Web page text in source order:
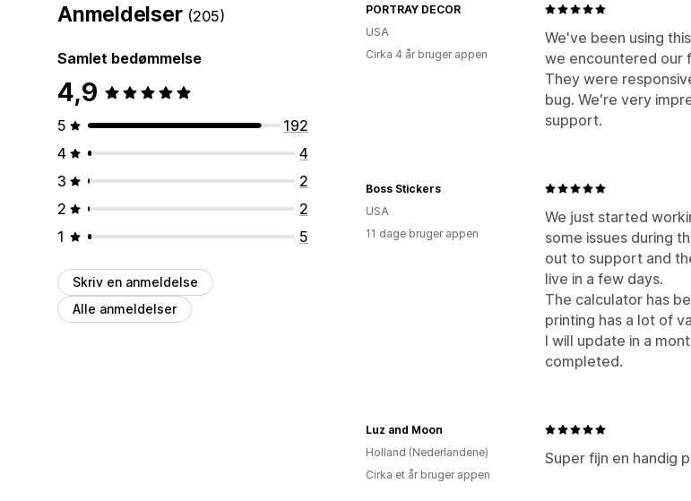
Anmeldelser (205)
Samlet bedømmelse
4,9
5
192
4
4
3
2
2
2
1
5
Skriv en anmeldelse
Alle anmeldelser
We've been using
we encountered our
They were
bug. We're very
support.
PORTRAY DECOR
USA
Cirka 4 år bruger appen
We just started
some issues during
out to support and
live in a few days.
The calculator has
printing has a lot of
I will update in a
completed.
Boss Stickers
USA
11 dage bruger appen
Super fijn en handig
Luz and Moon
Holland (Nederlandene)
Cirka et år bruger appen